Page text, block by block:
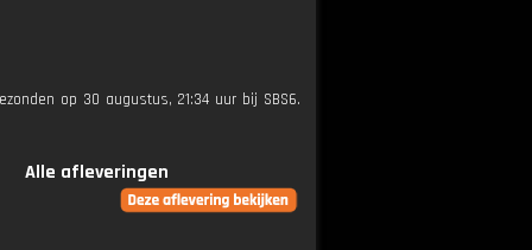
op 30 augustus, 21:34 uur bij SBS6.
Alle afleveringen